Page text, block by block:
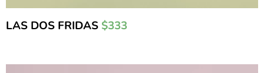
LAS DOS FRIDAS $333